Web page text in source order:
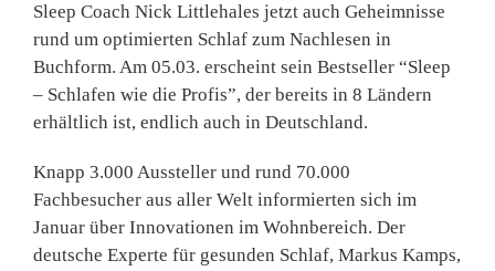
Sleep Coach Nick Littlehales jetzt auch Geheimnisse
rund um optimierten Schlaf zum Nachlesen in
Buchform. Am 05.03. erscheint sein Bestseller “Sleep
– Schlafen wie die Profis”, der bereits in 8 Ländern
erhältlich ist, endlich auch in Deutschland.
Knapp 3.000 Aussteller und rund 70.000
Fachbesucher aus aller Welt informierten sich im
Januar über Innovationen im Wohnbereich. Der
deutsche Experte für gesunden Schlaf, Markus Kamps,